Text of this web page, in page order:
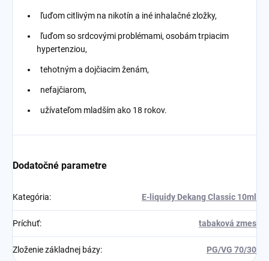
ľuďom citlivým na nikotín a iné inhalačné zložky,
ľuďom so srdcovými problémami, osobám trpiacim
hypertenziou,
tehotným a dojčiacim ženám,
nefajčiarom,
užívateľom mladším ako 18 rokov.
Dodatočné parametre
Kategória: E-liquidy Dekang Classic 10ml
Príchuť: tabaková zmes
Zloženie základnej bázy: PG/VG 70/30